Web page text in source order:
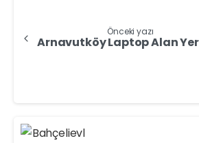
Önceki yazı